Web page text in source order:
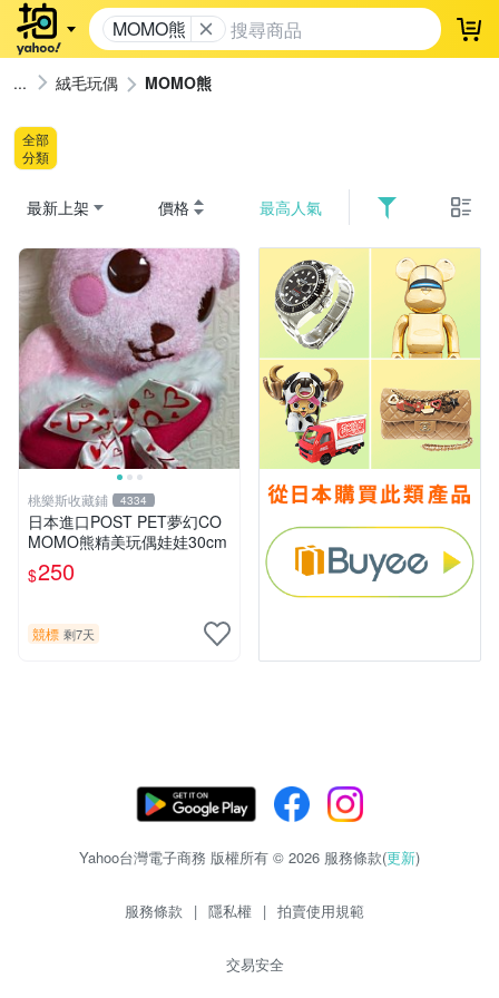
MOMO熊 登
絨毛玩偶 MOMO熊
全部
分類
最新上架 價格 最高人氣
桃樂斯收藏鋪 4334
日本進口POST PET夢幻CO
MOMO熊精美玩偶娃娃30cm
$250
競標 剩7天
Yahoo台灣電子商務 版權所有 © 2026 服務條款(更新)
服務條款 | 隱私權 | 拍賣使用規範
交易安全